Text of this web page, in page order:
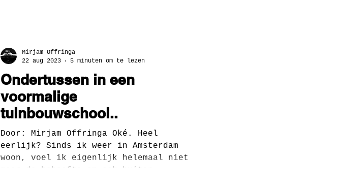
Ondertussen in een
voormalige
tuinbouwschool..
Door: Mirjam Offringa Oké. Heel
eerlijk? Sinds ik weer in Amsterdam
woon, voel ik eigenlijk helemaal niet
meer de behoefte om ook buiten...
Mirjam Offringa
22 aug 2023
5 minuten om te lezen